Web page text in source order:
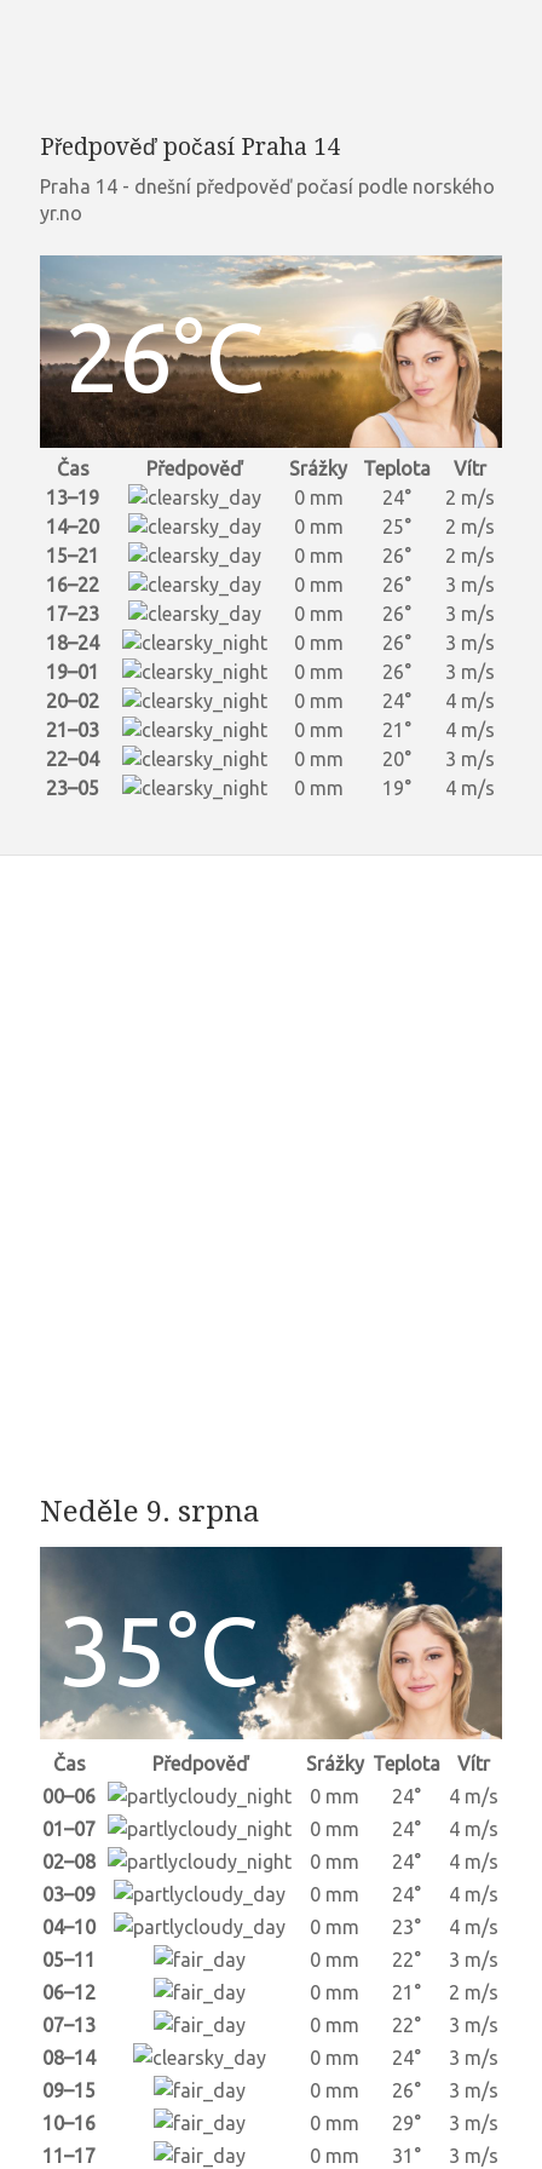
Předpověď počasí Praha 14
Praha 14 - dnešní předpověď počasí podle norského
yr.no
26°C
Čas Předpověď Srážky Teplota
Vítr
13–19
0 mm 24°
2 m/s
14–20
0 mm 25°
2 m/s
15–21
0 mm 26°
2 m/s
16–22
0 mm 26°
3 m/s
17–23
0 mm 26°
3 m/s
18–24
0 mm 26°
3 m/s
19–01
0 mm 26°
3 m/s
20–02
0 mm 24°
4 m/s
21–03
0 mm 21°
4 m/s
22–04
0 mm 20°
3 m/s
23–05
0 mm 19° 4 m/s
Neděle 9. srpna
35°C
Čas Předpověď Srážky Teplota
Vítr
00–06
0 mm 24°
4 m/s
01–07
0 mm 24°
4 m/s
02–08
0 mm 24°
4 m/s
03–09
0 mm 24°
4 m/s
04–10
0 mm 23°
4 m/s
05–11
0 mm 22°
3 m/s
06–12
0 mm 21°
2 m/s
07–13
0 mm 22°
3 m/s
08–14
0 mm 24°
3 m/s
09–15
0 mm 26°
3 m/s
10–16
0 mm 29°
3 m/s
11–17
0 mm 31° 3 m/s